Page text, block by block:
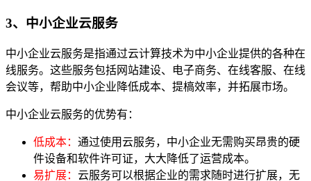
3、中小企业云服务
中小企业云服务是指通过云计算技术为中小企业提供的各种在
线服务。这些服务包括网站建设、电子商务、在线客服、在线
会议等，帮助中小企业降低成本、提槁效率，并拓展市场。
中小企业云服务的优势有：
低成本： 通过使用云服务，中小企业无需购买昂贵的硬
件设备和软件许可证，大大降低了运营成本。
易扩展： 云服务可以根据企业的需求随时进行扩展，无